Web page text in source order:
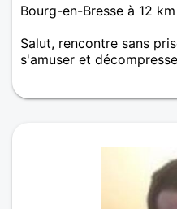
Bourg-en-Bresse à 12
Salut, rencontre sans
s'amuser et